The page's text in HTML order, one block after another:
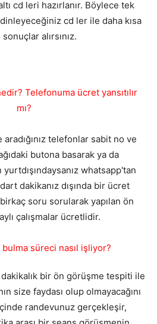
cd leri hazırlanır. Böylece tek
cd ler ile daha kısa
alırsınız.
Telefonuma ücret yansıtılır
mı?
telefonlar sabit no ve
butona basarak ya da
whatsapp'tan
dakikanız dışında bir ücret
soru sorularak yapılan ön
çalışmalar ücretlidir.
süreci nasıl işliyor?
dakikalık bir ön görüşme tespiti ile
size faydası olup olmayacağını
randevunuz gerçekleşir,